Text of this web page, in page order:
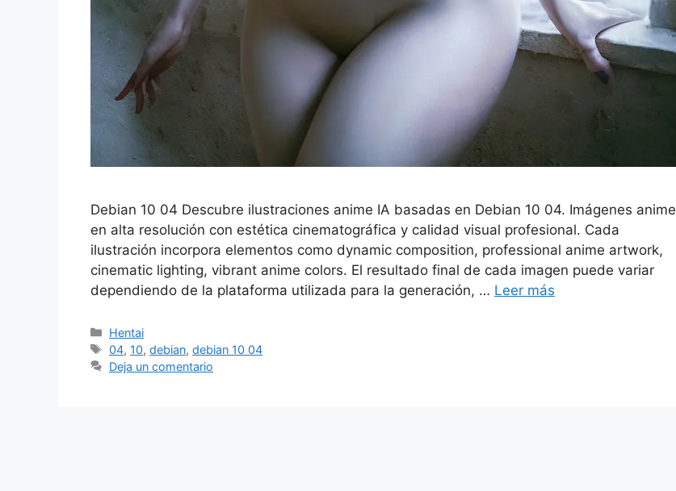
Debian 10 04 Descubre ilustraciones anime IA basadas en Debian 10 04. Imágenes anime
en alta resolución con estética cinematográfica y calidad visual profesional. Cada
ilustración incorpora elementos como dynamic composition, professional anime artwork,
cinematic lighting, vibrant anime colors. El resultado final de cada imagen puede variar
dependiendo de la plataforma utilizada para la generación, … Leer más
Categorías
Hentai
Etiquetas
04, 10,debian,debian 10 04
Deja un comentario